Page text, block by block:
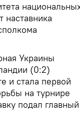
наставника
Украины
(0:2)
и стала первой
на турнире
подал главный